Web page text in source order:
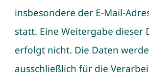
insbesondere der E-Mail-
statt. Eine Weitergabe dieser
erfolgt nicht. Die Daten
ausschließlich für die